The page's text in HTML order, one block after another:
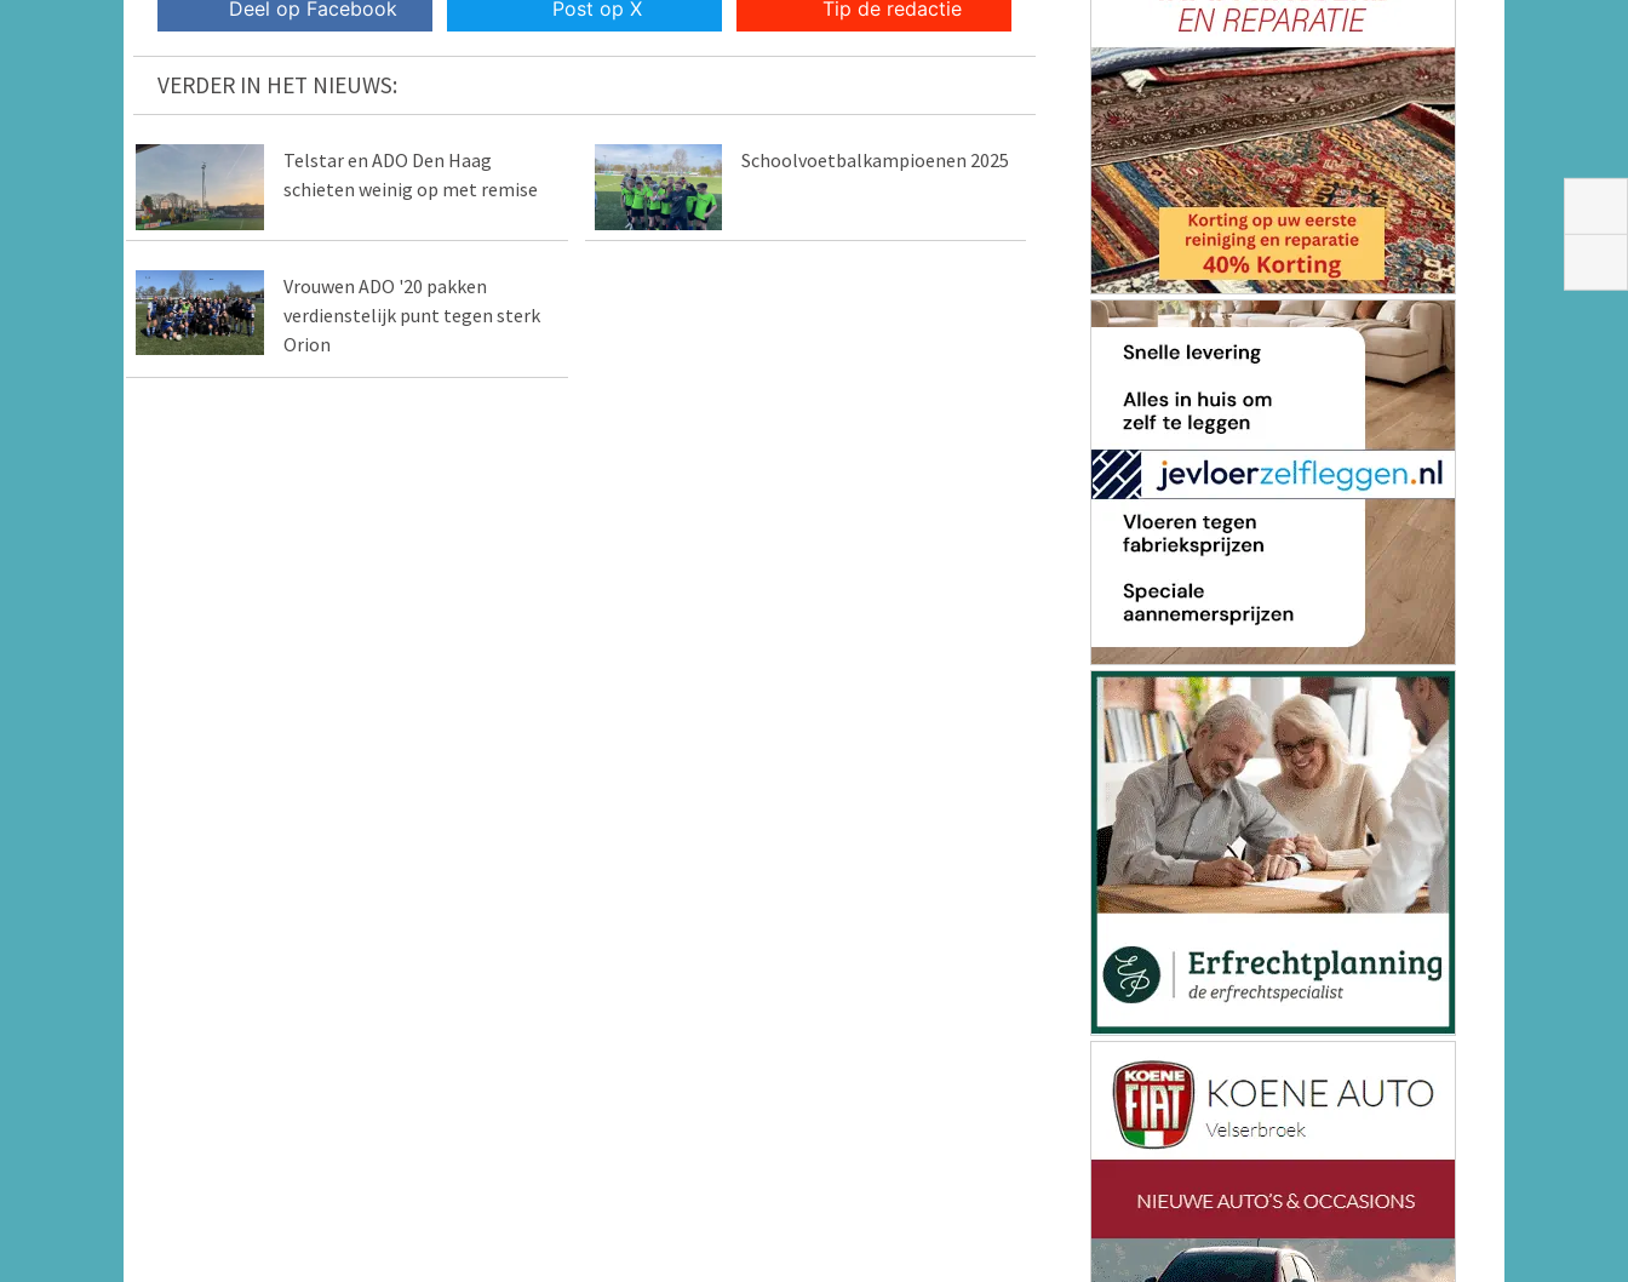
Deel op Facebook Post op X Tip de redactie
VERDER IN HET NIEUWS:
Telstar en ADO Den Haag
schieten weinig op met remise
Schoolvoetbalkampioenen 2025
Vrouwen ADO '20 pakken
verdienstelijk punt tegen sterk
Orion